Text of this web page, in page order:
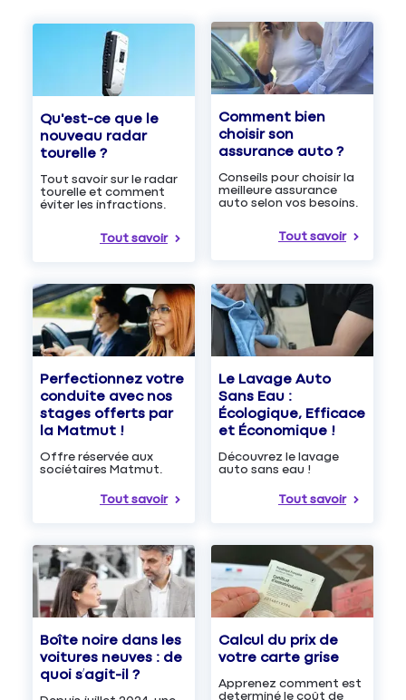
Qu'est-ce que le
nouveau radar
tourelle ?
Tout savoir sur le radar
tourelle et comment
éviter les infractions.
Tout savoir
Comment bien
choisir son
assurance auto ?
Conseils pour choisir la
meilleure assurance
auto selon vos besoins.
Tout savoir
Perfectionnez votre
conduite avec nos
stages offerts par
la Matmut !
Offre réservée aux
sociétaires Matmut.
Tout savoir
Le Lavage Auto
Sans Eau :
Écologique, Efficace
et Économique !
Découvrez le lavage
auto sans eau !
Tout savoir
Boîte noire dans les
voitures neuves : de
quoi s’agit-il ?
Calcul du prix de
votre carte grise
Apprenez comment est
determiné le coût de